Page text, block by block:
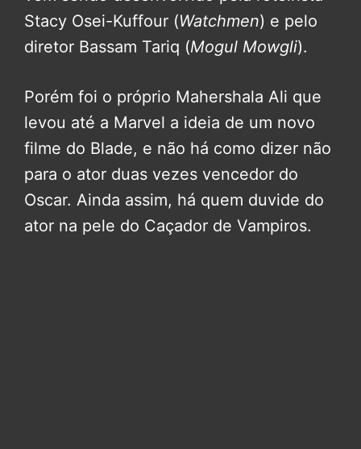
Stacy Osei-Kuffour (Watchmen) e pelo
diretor Bassam Tariq (Mogul Mowgli).
Porém foi o próprio Mahershala Ali que
levou até a Marvel a ideia de um novo
filme do Blade, e não há como dizer não
para o ator duas vezes vencedor do
Oscar. Ainda assim, há quem duvide do
ator na pele do Caçador de Vampiros.